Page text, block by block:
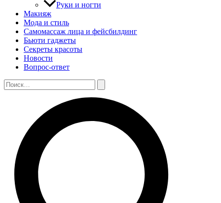
Руки и ногти
Макияж
Мода и стиль
Самомассаж лица и фейсбилдинг
Бьюти гаджеты
Секреты красоты
Новости
Вопрос-ответ
Поиск: